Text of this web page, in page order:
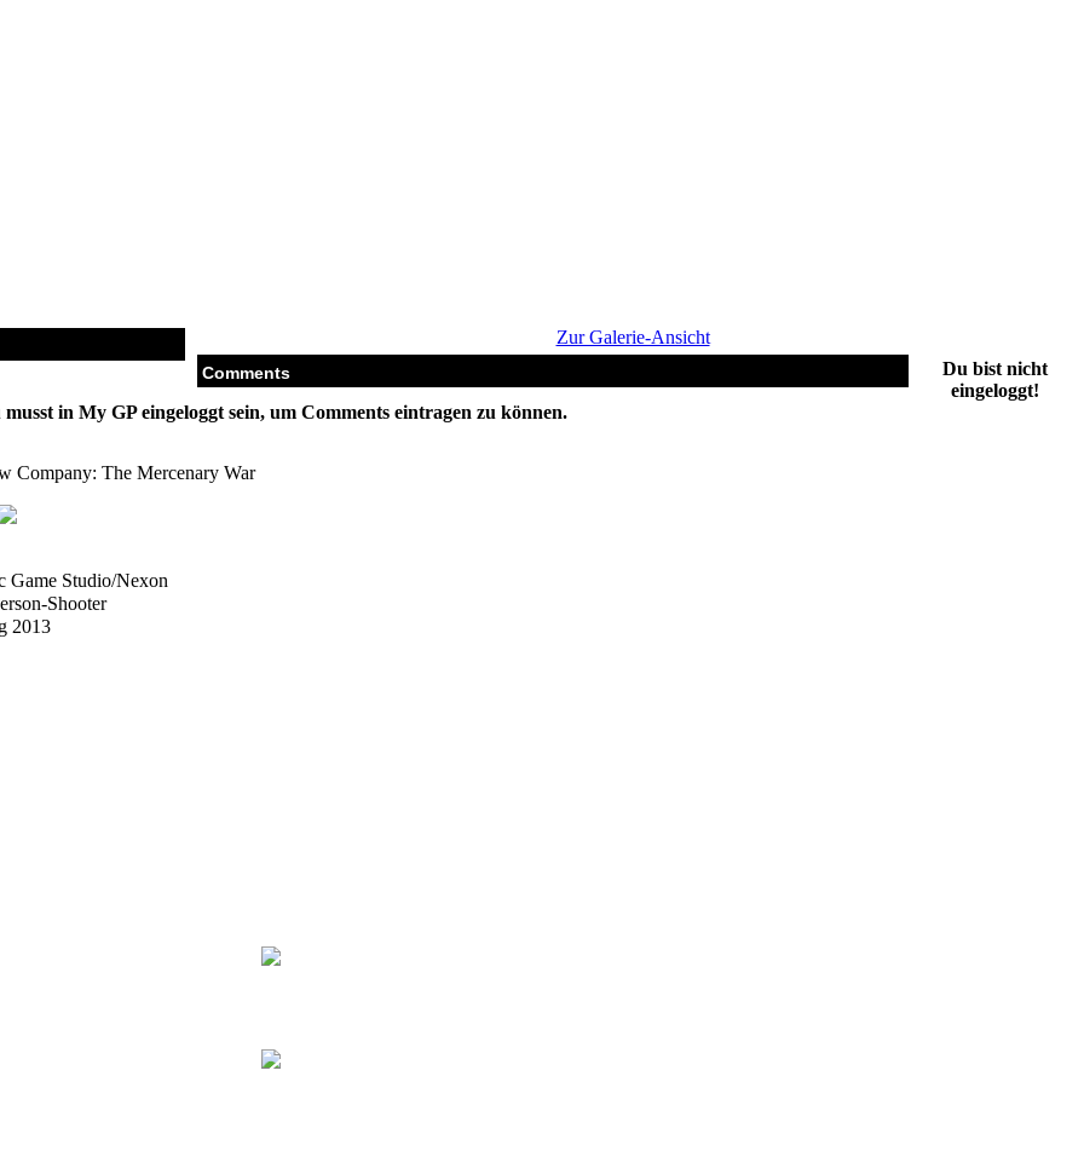
Zur Galerie-Ansicht
Comments
Du bist nicht
eingeloggt!
musst in My GP eingeloggt sein, um Comments eintragen zu können.
Company: The Mercenary War
Game Studio/Nexon
Shooter
2013